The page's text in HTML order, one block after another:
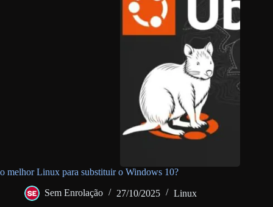
o melhor Linux para substituir o Windows 10?
Sem Enrolação 27/10/2025 Linux